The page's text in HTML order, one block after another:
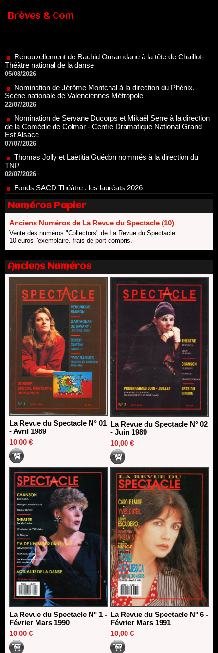
Brèves & Com
05/08/2026
Nomination de Jérôme Montchal à la direction du Phénix,
Scène nationale de Valenciennes Métropole
22/07/2026
Nomination de Servane Ducorps et Mikaël Serre à la direction
de la Comédie de Colmar - Centre Dramatique National Grand
Est Alsace
07/07/2026
Thomas Jolly et Laëtitia Guédon nommés à la direction du
TNP
02/07/2026
Fonds SACD Théâtre : les lauréats 2026
23/06/2026
Dispositif ARTCENA Écrire pour le cirque, les lauréats 2026 !
20/06/2026
Le palmarès des prix SACD 2026
18/06/2026
Les 10 lauréats du Fonds Grandes Formes Théâtre 2026
SACD
13/06/2026
Nomination de Nathalie Garraud et Olivier Saccomano à la
direction du Théâtre de Gennevilliers - CDN
Dispositif SACD Auteurs d'espaces : les lauréats 2026
18/03/2026
Numéros Papier
Anciens Numéros de La Revue du Spectacle (10)
Vente des numéros "Collectors" de La Revue du Spectacle.
10 euros l'exemplaire, frais de port compris.
Anciens Numéros
La Revue du Spectacle N° 01
- Avril 1989
10,00 €
La Revue du Spectacle N° 02
- Juin 1989
10,00 €
La Revue du Spectacle N° 1 -
Février Mars 1990
10,00 €
La Revue du Spectacle N° 6 -
Février Mars 1991
10,00 €